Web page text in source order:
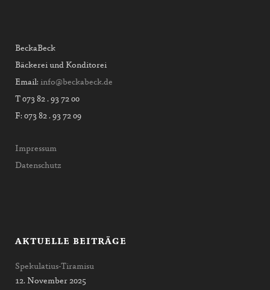
BeckaBeck
Bäckerei und Konditorei
Email: info@beckabeck.de
T 073 82 . 93 72 00
F: 073 82 . 93 72 09
Impressum
Datenschutz
AKTUELLE BEITRÄGE
Spekulatius-Tiramisu
12. November 2025